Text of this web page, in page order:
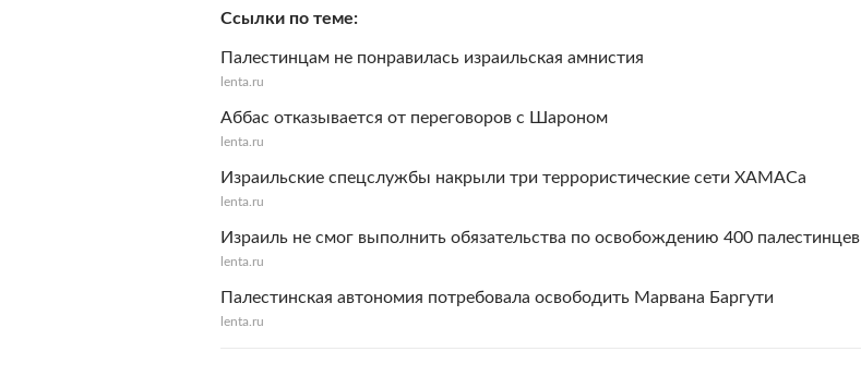
Ссылки по теме
Палестинцам не понравилась израильская амнистия
lenta.ru
Аббас отказывается от переговоров с Шароном
lenta.ru
Израильские спецслужбы накрыли три террористические сети ХАМАСа
lenta.ru
Израиль не смог выполнить обязательства по освобождению 400 палестинцев
lenta.ru
Палестинская автономия потребовала освободить Марвана Баргути
lenta.ru